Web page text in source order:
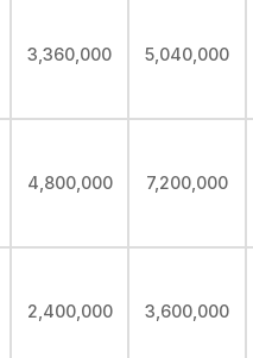
3,360,000 5,040,000
4,800,000 7,200,000
2,400,000 3,600,000